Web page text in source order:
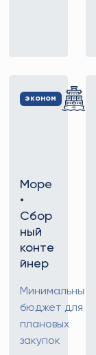
эконом
Море
•
Сбор
ный
конте
йнер
Минимальный
бюджет для
плановых
закупок